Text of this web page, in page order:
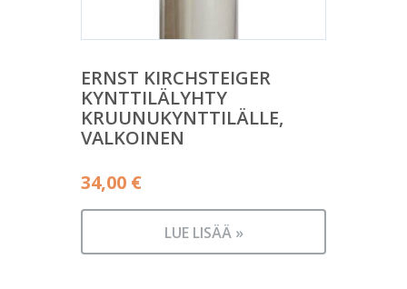
ERNST KIRCHSTEIGER
KYNTTILÄLYHTY
KRUUNUKYNTTILÄLLE,
VALKOINEN
34,00 €
LUE LISÄÄ »